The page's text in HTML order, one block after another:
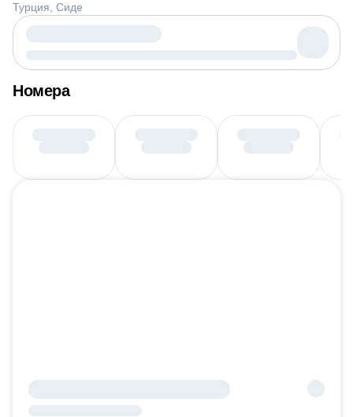
Турция Сиде
Номера